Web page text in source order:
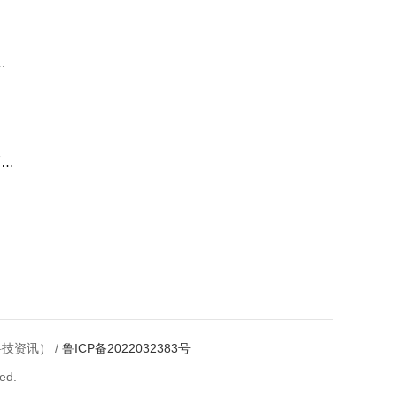
资讯） / 鲁ICP备2022032383号